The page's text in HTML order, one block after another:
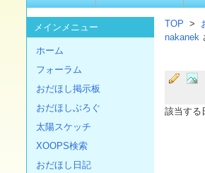
TOP >
nakanek
該当する
メインメニュー
ホーム
フォーラム
おだほし掲示板
おだほしぶろぐ
太陽スケッチ
XOOPS検索
おだほし日記